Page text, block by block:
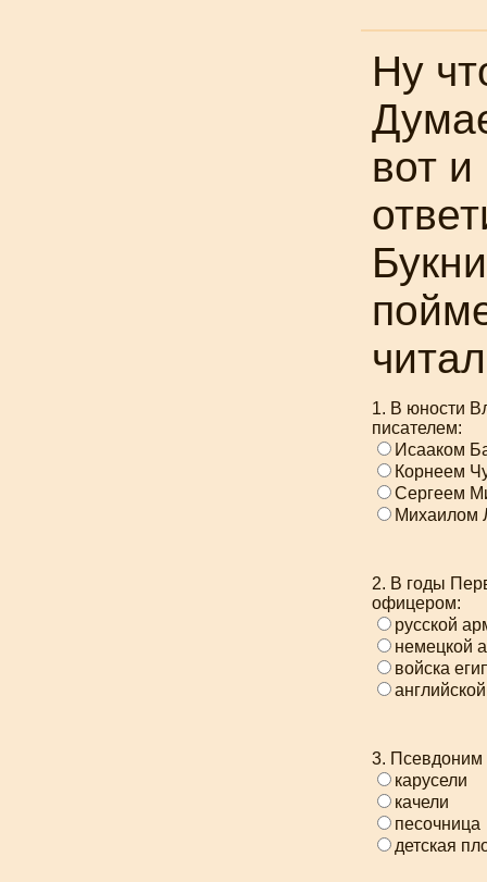
Ну
вот
1. В юности
писателем:
Исааком
Корнеем
Сергеем
Михаилом
2. В годы
офицером:
русской
немецкой
войска
3. Псевдоним
карусели
качели
песочница
детская